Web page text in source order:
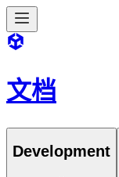
文档
Development